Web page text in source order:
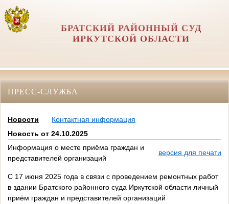
БРАТСКИЙ РАЙОННЫЙ СУД
ИРКУТСКОЙ ОБЛАСТИ
ПРЕСС-СЛУЖБА
Новости
Контактная информация
Новость от 24.10.2025
Информация о месте приёма граждан и
представителей организаций
версия для печати
С 17 июня 2025 года в связи с проведением ремонтных работ
в здании Братского районного суда Иркутской области личный
приём граждан и представителей организаций